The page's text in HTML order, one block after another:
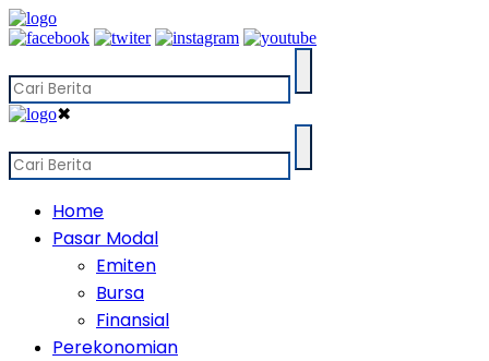
✖
Home
Pasar Modal
Emiten
Bursa
Finansial
Perekonomian